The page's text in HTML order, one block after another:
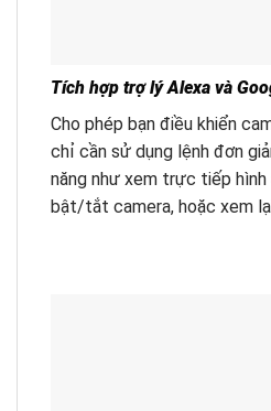
Tích hợp trợ lý Alexa và
Cho phép bạn điều khiển
chỉ cần sử dụng lệnh đơn
năng như xem trực tiếp
bật/tắt camera, hoặc xem